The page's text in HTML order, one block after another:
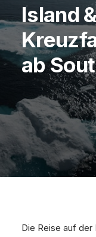
Island
ab
Die Reise auf